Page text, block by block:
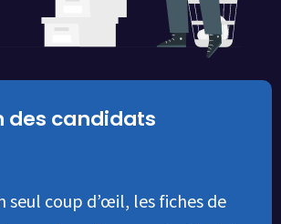
des candidats
seul coup d’œil, les fiches de